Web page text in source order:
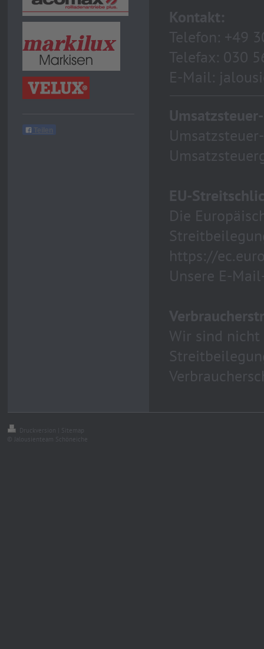
Kontakt:
Telefon: +49
Telefax: 030
E-Mail:
EU-
Die
https://
Unsere E-
Wir sind
Druckversion
Sitemap
© Jalousienteam Schöneiche